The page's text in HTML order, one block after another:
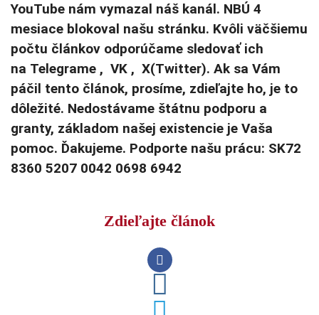
YouTube nám vymazal náš kanál. NBÚ 4
mesiace blokoval našu stránku. Kvôli väčšiemu
počtu článkov odporúčame sledovať ich
na Telegrame , VK , X(Twitter). Ak sa Vám
páčil tento článok, prosíme, zdieľajte ho, je to
dôležité. Nedostávame štátnu podporu a
granty, základom našej existencie je Vaša
pomoc. Ďakujeme. Podporte našu prácu: SK72
8360 5207 0042 0698 6942
Zdieľajte článok